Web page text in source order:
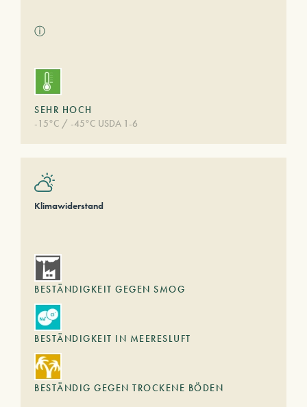
ⓘ
SEHR HOCH
-15°C / -45°C USDA 1-6
Klimawiderstand
BESTÄNDIGKEIT GEGEN SMOG
BESTÄNDIGKEIT IN MEERESLUFT
BESTÄNDIG GEGEN TROCKENE BÖDEN